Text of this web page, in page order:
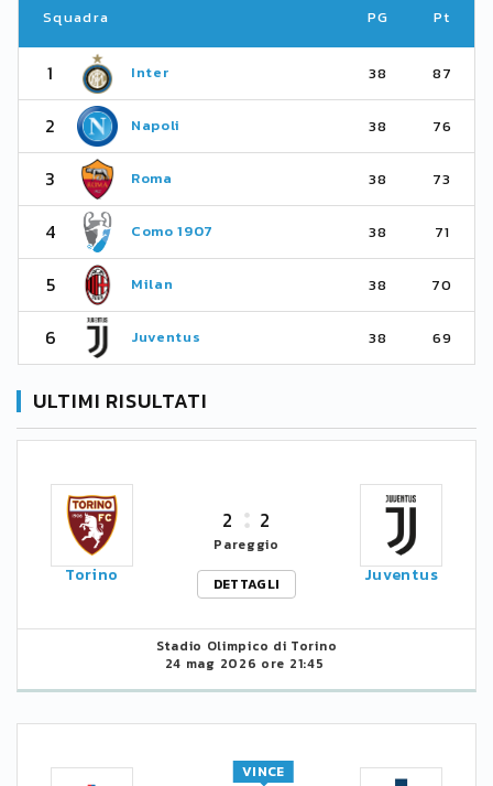
Squadra PG Pt
1 Inter 38 87
2 Napoli 38 76
3 Roma 38 73
4 Como 1907 38 71
5 Milan 38 70
6 Juventus 38 69
ULTIMI RISULTATI
Torino
2 2
Pareggio
DETTAGLI
Juventus
Stadio Olimpico di Torino
24 mag 2026 ore 21:45
VINCE